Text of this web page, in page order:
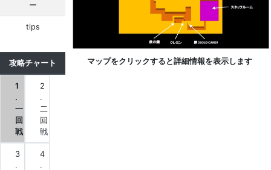
ー
tips
攻略チャート
1
.
一
回
戦
2
.
二
回
戦
3
.
4
.
マップをクリックすると詳細情報を表示します